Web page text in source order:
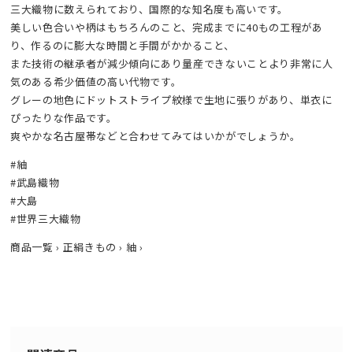
三大織物に数えられており、国際的な知名度も高いです。
美しい色合いや柄はもちろんのこと、完成までに40もの工程があ
り、作るのに膨大な時間と手間がかかること、
また技術の継承者が減少傾向にあり量産できないことより非常に人
気のある希少価値の高い代物です。
グレーの地色にドットストライプ紋様で生地に張りがあり、単衣に
ぴったりな作品です。
爽やかな名古屋帯などと合わせてみてはいかがでしょうか。
#紬
#武島織物
#大島
#世界三大織物
商品一覧 › 正絹きもの › 紬 ›